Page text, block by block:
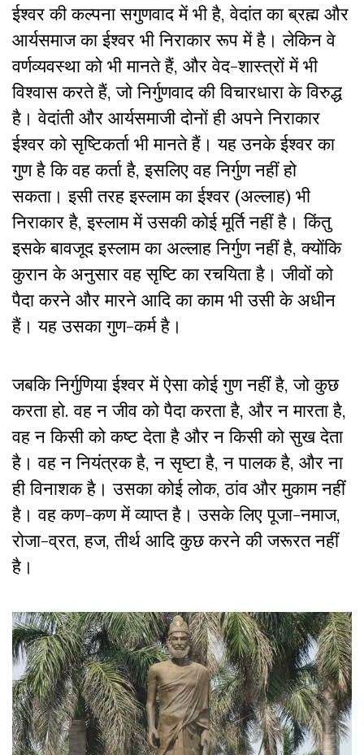
ईश्वर की कल्पना सगुणवाद में भी है, वेदांत का ब्रह्म और
आर्यसमाज का ईश्वर भी निराकार रूप में है। लेकिन वे
वर्णव्यवस्था को भी मानते हैं, और वेद-शास्त्रों में भी
विश्वास करते हैं, जो निर्गुणवाद की विचारधारा के विरुद्ध
है। वेदांती और आर्यसमाजी दोनों ही अपने निराकार
ईश्वर को सृष्टिकर्ता भी मानते हैं। यह उनके ईश्वर का
गुण है कि वह कर्ता है, इसलिए वह निर्गुण नहीं हो
सकता। इसी तरह इस्लाम का ईश्वर (अल्लाह) भी
निराकार है, इस्लाम में उसकी कोई मूर्ति नहीं है। किंतु
इसके बावजूद इस्लाम का अल्लाह निर्गुण नहीं है, क्योंकि
कुरान के अनुसार वह सृष्टि का रचयिता है। जीवों को
पैदा करने और मारने आदि का काम भी उसी के अधीन
हैं। यह उसका गुण-कर्म है।
जबकि निर्गुणिया ईश्वर में ऐसा कोई गुण नहीं है, जो कुछ
करता हो. वह न जीव को पैदा करता है, और न मारता है,
वह न किसी को कष्ट देता है और न किसी को सुख देता
है। वह न नियंत्रक है, न सृष्टा है, न पालक है, और ना
ही विनाशक है। उसका कोई लोक, ठांव और मुकाम नहीं
है। वह कण-कण में व्याप्त है। उसके लिए पूजा-नमाज,
रोजा-व्रत, हज, तीर्थ आदि कुछ करने की जरूरत नहीं
है।